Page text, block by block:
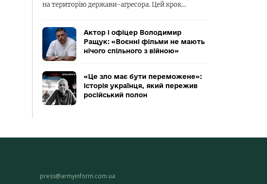
на територію держави-агресора. Цей крок…
Актор і офіцер Володимир
Ращук: «Воєнні фільми не мають
нічого спільного з війною»
«Це зло має бути переможене»:
історія українця, який пережив
російський полон
press@armyinform.com.ua